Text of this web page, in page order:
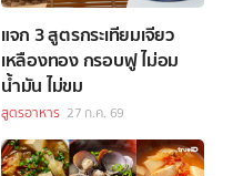
แจก 3 สูตรกระเทียมเจียว
เหลืองทอง กรอบฟู ไม่อม
น้ำมัน ไม่ขม
สูตรอาหาร 27 ก.ค. 69